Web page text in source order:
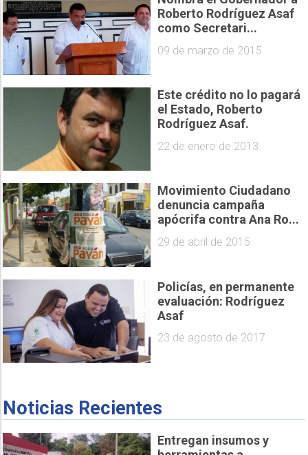
Roberto Rodríguez Asaf
como Secretari...
09 de marzo de 2015
Este crédito no lo pagará
el Estado, Roberto
Rodríguez Asaf.
22 de enero de 2013
Movimiento Ciudadano
denuncia campaña
apócrifa contra Ana Ro...
29 de abril de 2015
Policías, en permanente
evaluación: Rodríguez
Asaf
23 de agosto de 2017
Noticias Recientes
Entregan insumos y